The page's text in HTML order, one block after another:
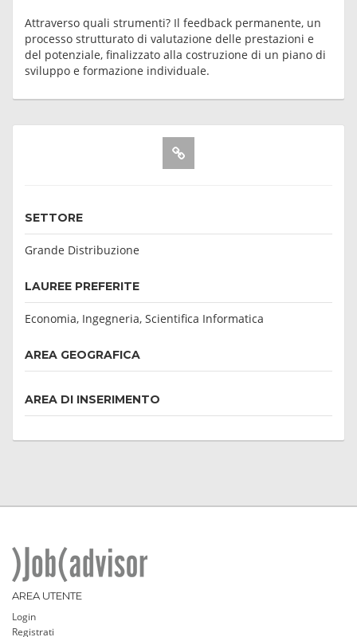
Attraverso quali strumenti? Il feedback permanente, un
processo strutturato di valutazione delle prestazioni e
del potenziale, finalizzato alla costruzione di un piano di
sviluppo e formazione individuale.
SETTORE
Grande Distribuzione
LAUREE PREFERITE
Economia, Ingegneria, Scientifica Informatica
AREA GEOGRAFICA
AREA DI INSERIMENTO
AREA UTENTE
Login
Registrati